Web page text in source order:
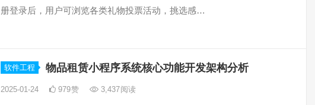
册登录后，用户可浏览各类礼物投票活动，挑选感…
软件工程 物品租赁小程序系统核心功能开发架构分析
2025-01-24 979赞 3,437阅读